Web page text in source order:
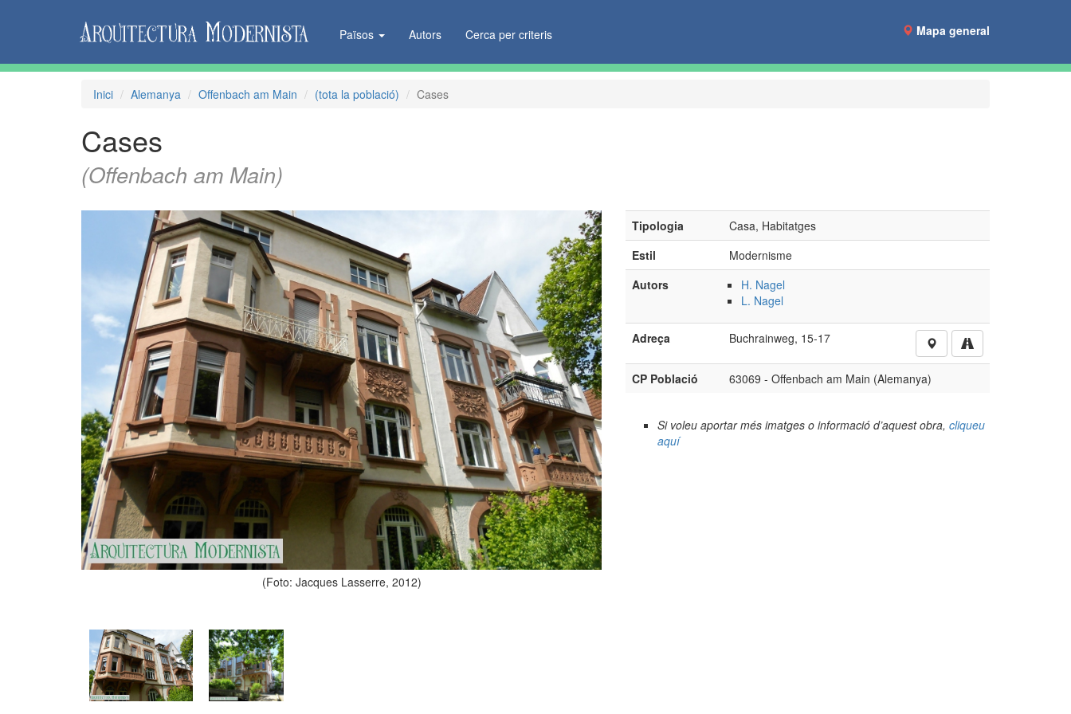
Països Autors Cerca per criteris Mapa general
Inici Alemanya Offenbach am Main (tota la població) Cases
Cases
(Offenbach am Main)
(Foto: Jacques Lasserre, 2012)
Tipologia
Casa, Habitatges
Estil
Modernisme
Autors
H. Nagel
L. Nagel
Adreça Buchrainweg, 15-17
CP Població 63069 - Offenbach am Main (Alemanya)
Si voleu aportar més imatges o informació d’aquest obra, cliqueu
aquí